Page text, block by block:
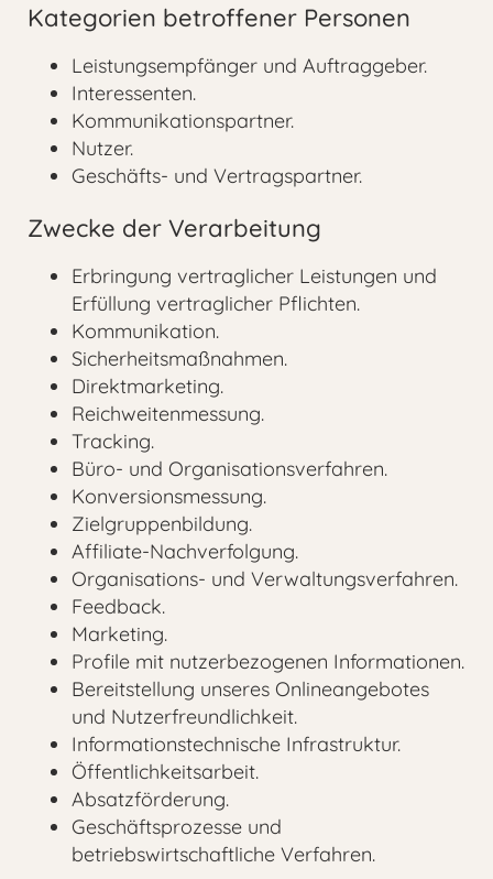
Kategorien betroffener Personen
Leistungsempfänger und Auftraggeber.
Interessenten.
Kommunikationspartner.
Nutzer.
Geschäfts- und Vertragspartner.
Zwecke der Verarbeitung
Erbringung vertraglicher Leistungen und
Erfüllung vertraglicher Pflichten.
Kommunikation.
Sicherheitsmaßnahmen.
Direktmarketing.
Reichweitenmessung.
Tracking.
Büro- und Organisationsverfahren.
Konversionsmessung.
Zielgruppenbildung.
Affiliate-Nachverfolgung.
Organisations- und Verwaltungsverfahren.
Feedback.
Marketing.
Profile mit nutzerbezogenen Informationen.
Bereitstellung unseres Onlineangebotes
und Nutzerfreundlichkeit.
Informationstechnische Infrastruktur.
Öffentlichkeitsarbeit.
Absatzförderung.
Geschäftsprozesse und
betriebswirtschaftliche Verfahren.